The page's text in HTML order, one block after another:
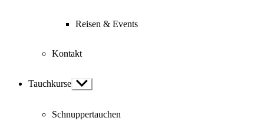
Reisen & Events
Kontakt
Tauchkurse Show
sub
Schnuppertauchen